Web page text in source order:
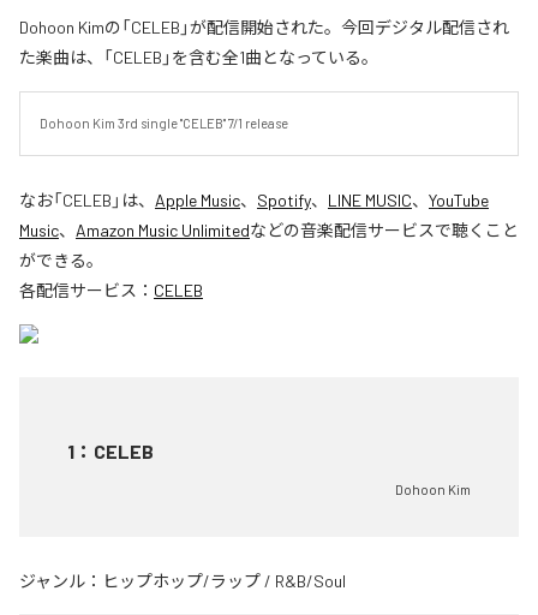
Dohoon Kimの「CELEB」が配信開始された。今回デジタル配信され
た楽曲は、「CELEB」を含む全1曲となっている。
Dohoon Kim 3rd single "CELEB" 7/1 release
なお「CELEB 」は、 Apple Music、 Spotify、 LINE MUSIC、 YouTube
Music、 Amazon Music Unlimitedなどの音楽配信サービスで聴くこと
ができる。
各配信サービス： CELEB
1 ： CELEB
Dohoon Kim
ジャンル： ヒップホップ/ラップ / R&B/Soul